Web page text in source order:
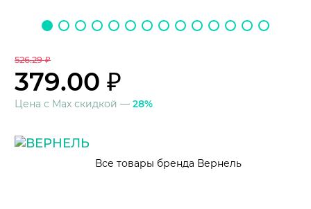
526.29 ₽
379.00 ₽
Цена с Max скидкой — 28%
Все товары бренда Вернель